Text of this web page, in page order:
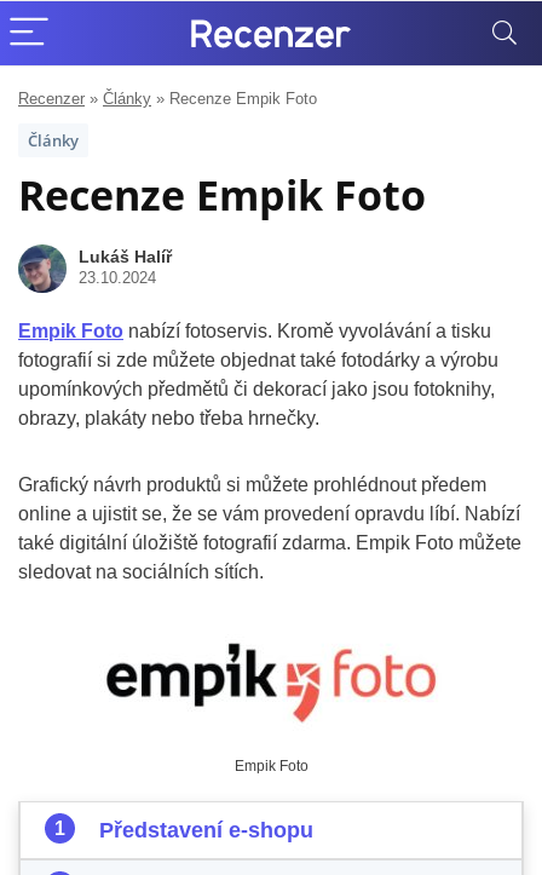
Recenzer » Články » Recenze Empik Foto
Články
Recenze Empik Foto
Lukáš Halíř
23.10.2024
Empik Foto nabízí fotoservis. Kromě vyvolávání a tisku
fotografií si zde můžete objednat také fotodárky a výrobu
upomínkových předmětů či dekorací jako jsou fotoknihy,
obrazy, plakáty nebo třeba hrnečky.
Grafický návrh produktů si můžete prohlédnout předem
online a ujistit se, že se vám provedení opravdu líbí. Nabízí
také digitální úložiště fotografií zdarma. Empik Foto můžete
sledovat na sociálních sítích.
Empik Foto
Představení e-shopu